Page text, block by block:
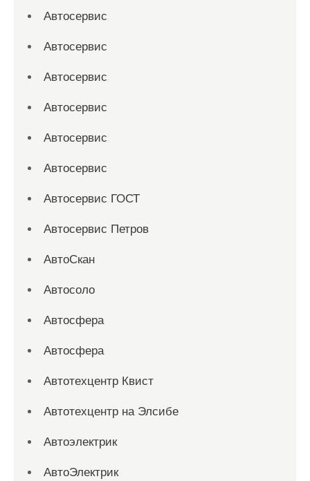
Автосервис
Автосервис
Автосервис
Автосервис
Автосервис
Автосервис
Автосервис ГОСТ
Автосервис Петров
АвтоСкан
Автосоло
Автосфера
Автосфера
Автотехцентр Квист
Автотехцентр на Элсибе
Автоэлектрик
АвтоЭлектрик